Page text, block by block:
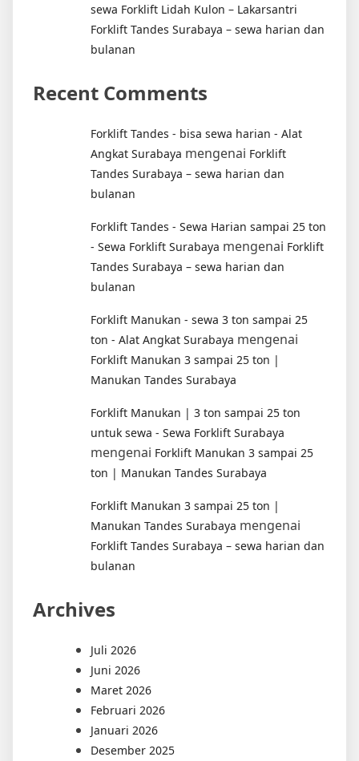
sewa Forklift Lidah Kulon – Lakarsantri
Forklift Tandes Surabaya – sewa harian dan
bulanan
Recent Comments
Forklift Tandes - bisa sewa harian - Alat
Angkat Surabaya mengenai Forklift
Tandes Surabaya – sewa harian dan
bulanan
Forklift Tandes - Sewa Harian sampai 25 ton
- Sewa Forklift Surabaya mengenai Forklift
Tandes Surabaya – sewa harian dan
bulanan
Forklift Manukan - sewa 3 ton sampai 25
ton - Alat Angkat Surabaya mengenai
Forklift Manukan 3 sampai 25 ton |
Manukan Tandes Surabaya
Forklift Manukan | 3 ton sampai 25 ton
untuk sewa - Sewa Forklift Surabaya
mengenai Forklift Manukan 3 sampai 25
ton | Manukan Tandes Surabaya
Forklift Manukan 3 sampai 25 ton |
Manukan Tandes Surabaya mengenai
Forklift Tandes Surabaya – sewa harian dan
bulanan
Archives
Juli 2026
Juni 2026
Maret 2026
Februari 2026
Januari 2026
Desember 2025